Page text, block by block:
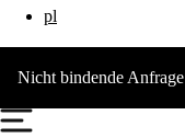
pl
Nicht bindende Anfrage